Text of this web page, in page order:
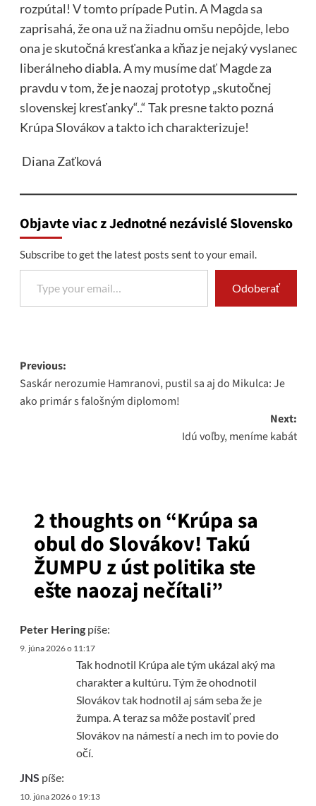
rozpútal! V tomto prípade Putin. A Magda sa
zaprisahá, že ona už na žiadnu omšu nepôjde, lebo
ona je skutočná kresťanka a kňaz je nejaký vyslanec
liberálneho diabla. A my musíme dať Magde za
pravdu v tom, že je naozaj prototyp „skutočnej
slovenskej kresťanky“..“ Tak presne takto pozná
Krúpa Slovákov a takto ich charakterizuje!
Diana Zaťková
Objavte viac z Jednotné nezávislé Slovensko
Subscribe to get the latest posts sent to your email.
Type your email…
Odoberať
Post
navigation
Previous:
Saskár nerozumie Hamranovi, pustil sa aj do Mikulca: Je
ako primár s falošným diplomom!
Next:
Idú voľby, meníme kabát
2 thoughts on “Krúpa sa
obul do Slovákov! Takú
ŽUMPU z úst politika ste
ešte naozaj nečítali”
Peter Hering píše:
9. júna 2026 o 11:17
Tak hodnotil Krúpa ale tým ukázal aký ma
charakter a kultúru. Tým že ohodnotil
Slovákov tak hodnotil aj sám seba že je
žumpa. A teraz sa môže postaviť pred
Slovákov na námestí a nech im to povie do
očí.
JNS píše:
10. júna 2026 o 19:13